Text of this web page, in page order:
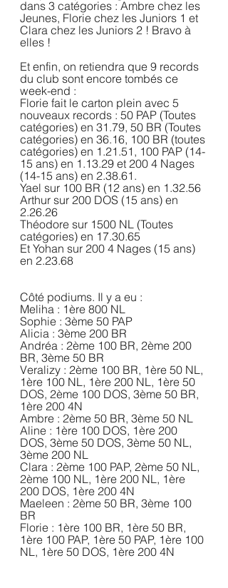
dans 3 catégories : Ambre chez les
Jeunes, Florie chez les Juniors 1 et
Clara chez les Juniors 2 ! Bravo à
elles !
Et enfin, on retiendra que 9 records
du club sont encore tombés ce
week-end :
Florie fait le carton plein avec 5
nouveaux records : 50 PAP (Toutes
catégories) en 31.79, 50 BR (Toutes
catégories) en 36.16, 100 BR (toutes
catégories) en 1.21.51, 100 PAP (14-
15 ans) en 1.13.29 et 200 4 Nages
(14-15 ans) en 2.38.61.
Yael sur 100 BR (12 ans) en 1.32.56
Arthur sur 200 DOS (15 ans) en
2.26.26
Théodore sur 1500 NL (Toutes
catégories) en 17.30.65
Et Yohan sur 200 4 Nages (15 ans)
en 2.23.68
Côté podiums. Il y a eu :
Meliha : 1ère 800 NL
Sophie : 3ème 50 PAP
Alicia : 3ème 200 BR
Andréa : 2ème 100 BR, 2ème 200
BR, 3ème 50 BR
Veralizy : 2ème 100 BR, 1ère 50 NL,
1ère 100 NL, 1ère 200 NL, 1ère 50
DOS, 2ème 100 DOS, 3ème 50 BR,
1ère 200 4N
Ambre : 2ème 50 BR, 3ème 50 NL
Aline : 1ère 100 DOS, 1ère 200
DOS, 3ème 50 DOS, 3ème 50 NL,
3ème 200 NL
Clara : 2ème 100 PAP, 2ème 50 NL,
2ème 100 NL, 1ère 200 NL, 1ère
200 DOS, 1ère 200 4N
Maeleen : 2ème 50 BR, 3ème 100
BR
Florie : 1ère 100 BR, 1ère 50 BR,
1ère 100 PAP, 1ère 50 PAP, 1ère 100
NL, 1ère 50 DOS, 1ère 200 4N